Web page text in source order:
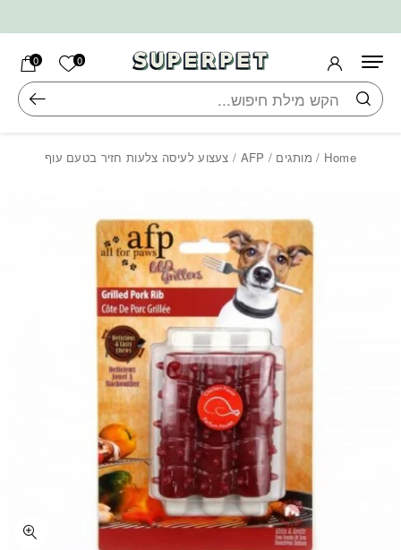
0 הרשימה
0
חיפוש
Home
/ מותגים /
AFP / צעצוע לעיסה צלעות חזיר בטעם עוף